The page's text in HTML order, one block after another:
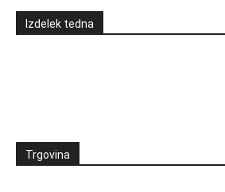
Izdelek tedna
Trgovina